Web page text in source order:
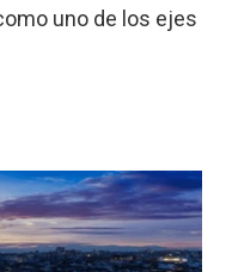
uno de los ejes